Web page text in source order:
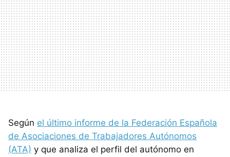
Según el último informe de la Federación Española
de Asociaciones de Trabajadores Autónomos
(ATA) y que analiza el perfil del autónomo en